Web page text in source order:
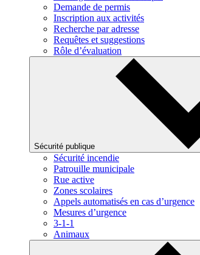
Demande de permis
Inscription aux activités
Recherche par adresse
Requêtes et suggestions
Rôle d’évaluation
Sécurité publique
Sécurité incendie
Patrouille municipale
Rue active
Zones scolaires
Appels automatisés en cas d’urgence
Mesures d’urgence
3-1-1
Animaux